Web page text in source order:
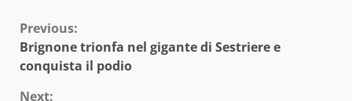
Continue
Reading
Previous:
Brignone trionfa nel gigante di Sestriere e
conquista il podio
Next: